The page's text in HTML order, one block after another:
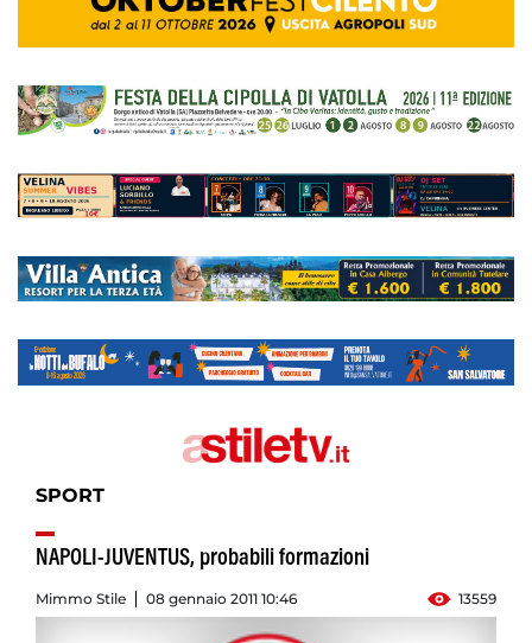
SPORT
NAPOLI-JUVENTUS, probabili formazioni
Mimmo Stile 08 gennaio 2011 10:46 13559